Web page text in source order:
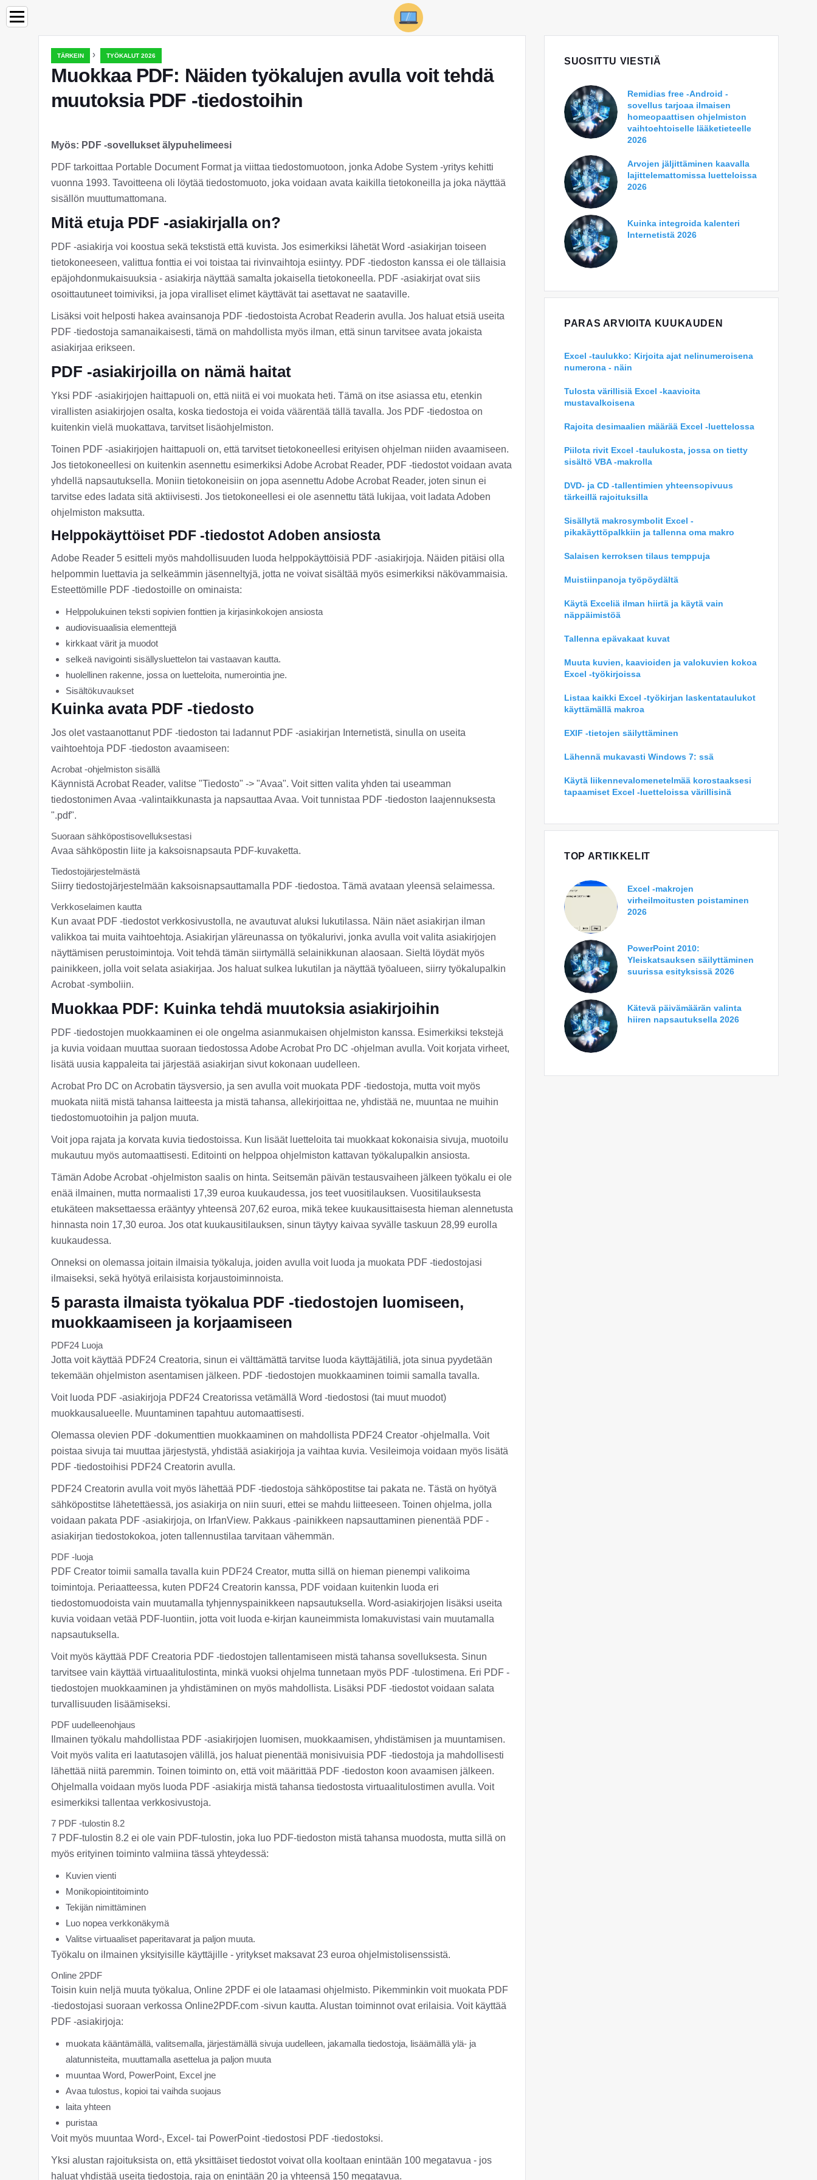
TÄRKEIN › TYÖKALUT 2026
Muokkaa PDF: Näiden työkalujen avulla voit tehdä
muutoksia PDF -tiedostoihin
Myös: PDF -sovellukset älypuhelimeesi
PDF tarkoittaa Portable Document Format ja viittaa tiedostomuotoon, jonka Adobe System -yritys kehitti
vuonna 1993. Tavoitteena oli löytää tiedostomuoto, joka voidaan avata kaikilla tietokoneilla ja joka näyttää
sisällön muuttumattomana.
Mitä etuja PDF -asiakirjalla on?
PDF -asiakirja voi koostua sekä tekstistä että kuvista. Jos esimerkiksi lähetät Word -asiakirjan toiseen
tietokoneeseen, valittua fonttia ei voi toistaa tai rivinvaihtoja esiintyy. PDF -tiedoston kanssa ei ole tällaisia
epäjohdonmukaisuuksia - asiakirja näyttää samalta jokaisella tietokoneella. PDF -asiakirjat ovat siis
osoittautuneet toimiviksi, ja jopa viralliset elimet käyttävät tai asettavat ne saataville.
Lisäksi voit helposti hakea avainsanoja PDF -tiedostoista Acrobat Readerin avulla. Jos haluat etsiä useita
PDF -tiedostoja samanaikaisesti, tämä on mahdollista myös ilman, että sinun tarvitsee avata jokaista
asiakirjaa erikseen.
PDF -asiakirjoilla on nämä haitat
Yksi PDF -asiakirjojen haittapuoli on, että niitä ei voi muokata heti. Tämä on itse asiassa etu, etenkin
virallisten asiakirjojen osalta, koska tiedostoja ei voida väärentää tällä tavalla. Jos PDF -tiedostoa on
kuitenkin vielä muokattava, tarvitset lisäohjelmiston.
Toinen PDF -asiakirjojen haittapuoli on, että tarvitset tietokoneellesi erityisen ohjelman niiden avaamiseen.
Jos tietokoneellesi on kuitenkin asennettu esimerkiksi Adobe Acrobat Reader, PDF -tiedostot voidaan avata
yhdellä napsautuksella. Moniin tietokoneisiin on jopa asennettu Adobe Acrobat Reader, joten sinun ei
tarvitse edes ladata sitä aktiivisesti. Jos tietokoneellesi ei ole asennettu tätä lukijaa, voit ladata Adoben
ohjelmiston maksutta.
Helppokäyttöiset PDF -tiedostot Adoben ansiosta
Adobe Reader 5 esitteli myös mahdollisuuden luoda helppokäyttöisiä PDF -asiakirjoja. Näiden pitäisi olla
helpommin luettavia ja selkeämmin jäsenneltyjä, jotta ne voivat sisältää myös esimerkiksi näkövammaisia.
Esteettömille PDF -tiedostoille on ominaista:
Helppolukuinen teksti sopivien fonttien ja kirjasinkokojen ansiosta
audiovisuaalisia elementtejä
kirkkaat värit ja muodot
selkeä navigointi sisällysluettelon tai vastaavan kautta.
huolellinen rakenne, jossa on luetteloita, numerointia jne.
Sisältökuvaukset
Kuinka avata PDF -tiedosto
Jos olet vastaanottanut PDF -tiedoston tai ladannut PDF -asiakirjan Internetistä, sinulla on useita
vaihtoehtoja PDF -tiedoston avaamiseen:
Acrobat -ohjelmiston sisällä
Käynnistä Acrobat Reader, valitse "Tiedosto" -> "Avaa". Voit sitten valita yhden tai useamman
tiedostonimen Avaa -valintaikkunasta ja napsauttaa Avaa. Voit tunnistaa PDF -tiedoston laajennuksesta
".pdf".
Suoraan sähköpostisovelluksestasi
Avaa sähköpostin liite ja kaksoisnapsauta PDF-kuvaketta.
Tiedostojärjestelmästä
Siirry tiedostojärjestelmään kaksoisnapsauttamalla PDF -tiedostoa. Tämä avataan yleensä selaimessa.
Verkkoselaimen kautta
Kun avaat PDF -tiedostot verkkosivustolla, ne avautuvat aluksi lukutilassa. Näin näet asiakirjan ilman
valikkoa tai muita vaihtoehtoja. Asiakirjan yläreunassa on työkalurivi, jonka avulla voit valita asiakirjojen
näyttämisen perustoimintoja. Voit tehdä tämän siirtymällä selainikkunan alaosaan. Sieltä löydät myös
painikkeen, jolla voit selata asiakirjaa. Jos haluat sulkea lukutilan ja näyttää työalueen, siirry työkalupalkin
Acrobat -symboliin.
Muokkaa PDF: Kuinka tehdä muutoksia asiakirjoihin
PDF -tiedostojen muokkaaminen ei ole ongelma asianmukaisen ohjelmiston kanssa. Esimerkiksi tekstejä
ja kuvia voidaan muuttaa suoraan tiedostossa Adobe Acrobat Pro DC -ohjelman avulla. Voit korjata virheet,
lisätä uusia kappaleita tai järjestää asiakirjan sivut kokonaan uudelleen.
Acrobat Pro DC on Acrobatin täysversio, ja sen avulla voit muokata PDF -tiedostoja, mutta voit myös
muokata niitä mistä tahansa laitteesta ja mistä tahansa, allekirjoittaa ne, yhdistää ne, muuntaa ne muihin
tiedostomuotoihin ja paljon muuta.
Voit jopa rajata ja korvata kuvia tiedostoissa. Kun lisäät luetteloita tai muokkaat kokonaisia sivuja, muotoilu
mukautuu myös automaattisesti. Editointi on helppoa ohjelmiston kattavan työkalupalkin ansiosta.
Tämän Adobe Acrobat -ohjelmiston saalis on hinta. Seitsemän päivän testausvaiheen jälkeen työkalu ei ole
enää ilmainen, mutta normaalisti 17,39 euroa kuukaudessa, jos teet vuositilauksen. Vuositilauksesta
etukäteen maksettaessa erääntyy yhteensä 207,62 euroa, mikä tekee kuukausittaisesta hieman alennetusta
hinnasta noin 17,30 euroa. Jos otat kuukausitilauksen, sinun täytyy kaivaa syvälle taskuun 28,99 eurolla
kuukaudessa.
Onneksi on olemassa joitain ilmaisia työkaluja, joiden avulla voit luoda ja muokata PDF -tiedostojasi
ilmaiseksi, sekä hyötyä erilaisista korjaustoiminnoista.
5 parasta ilmaista työkalua PDF -tiedostojen luomiseen,
muokkaamiseen ja korjaamiseen
PDF24 Luoja
Jotta voit käyttää PDF24 Creatoria, sinun ei välttämättä tarvitse luoda käyttäjätiliä, jota sinua pyydetään
tekemään ohjelmiston asentamisen jälkeen. PDF -tiedostojen muokkaaminen toimii samalla tavalla.
Voit luoda PDF -asiakirjoja PDF24 Creatorissa vetämällä Word -tiedostosi (tai muut muodot)
muokkausalueelle. Muuntaminen tapahtuu automaattisesti.
Olemassa olevien PDF -dokumenttien muokkaaminen on mahdollista PDF24 Creator -ohjelmalla. Voit
poistaa sivuja tai muuttaa järjestystä, yhdistää asiakirjoja ja vaihtaa kuvia. Vesileimoja voidaan myös lisätä
PDF -tiedostoihisi PDF24 Creatorin avulla.
PDF24 Creatorin avulla voit myös lähettää PDF -tiedostoja sähköpostitse tai pakata ne. Tästä on hyötyä
sähköpostitse lähetettäessä, jos asiakirja on niin suuri, ettei se mahdu liitteeseen. Toinen ohjelma, jolla
voidaan pakata PDF -asiakirjoja, on IrfanView. Pakkaus -painikkeen napsauttaminen pienentää PDF -
asiakirjan tiedostokokoa, joten tallennustilaa tarvitaan vähemmän.
PDF -luoja
PDF Creator toimii samalla tavalla kuin PDF24 Creator, mutta sillä on hieman pienempi valikoima
toimintoja. Periaatteessa, kuten PDF24 Creatorin kanssa, PDF voidaan kuitenkin luoda eri
tiedostomuodoista vain muutamalla tyhjennyspainikkeen napsautuksella. Word-asiakirjojen lisäksi useita
kuvia voidaan vetää PDF-luontiin, jotta voit luoda e-kirjan kauneimmista lomakuvistasi vain muutamalla
napsautuksella.
Voit myös käyttää PDF Creatoria PDF -tiedostojen tallentamiseen mistä tahansa sovelluksesta. Sinun
tarvitsee vain käyttää virtuaalitulostinta, minkä vuoksi ohjelma tunnetaan myös PDF -tulostimena. Eri PDF -
tiedostojen muokkaaminen ja yhdistäminen on myös mahdollista. Lisäksi PDF -tiedostot voidaan salata
turvallisuuden lisäämiseksi.
PDF uudelleenohjaus
Ilmainen työkalu mahdollistaa PDF -asiakirjojen luomisen, muokkaamisen, yhdistämisen ja muuntamisen.
Voit myös valita eri laatutasojen välillä, jos haluat pienentää monisivuisia PDF -tiedostoja ja mahdollisesti
lähettää niitä paremmin. Toinen toiminto on, että voit määrittää PDF -tiedoston koon avaamisen jälkeen.
Ohjelmalla voidaan myös luoda PDF -asiakirja mistä tahansa tiedostosta virtuaalitulostimen avulla. Voit
esimerkiksi tallentaa verkkosivustoja.
7 PDF -tulostin 8.2
7 PDF-tulostin 8.2 ei ole vain PDF-tulostin, joka luo PDF-tiedoston mistä tahansa muodosta, mutta sillä on
myös erityinen toiminto valmiina tässä yhteydessä:
Kuvien vienti
Monikopiointitoiminto
Tekijän nimittäminen
Luo nopea verkkonäkymä
Valitse virtuaaliset paperitavarat ja paljon muuta.
Työkalu on ilmainen yksityisille käyttäjille - yritykset maksavat 23 euroa ohjelmistolisenssistä.
Online 2PDF
Toisin kuin neljä muuta työkalua, Online 2PDF ei ole lataamasi ohjelmisto. Pikemminkin voit muokata PDF
-tiedostojasi suoraan verkossa Online2PDF.com -sivun kautta. Alustan toiminnot ovat erilaisia. Voit käyttää
PDF -asiakirjoja:
muokata kääntämällä, valitsemalla, järjestämällä sivuja uudelleen, jakamalla tiedostoja, lisäämällä ylä- ja
alatunnisteita, muuttamalla asettelua ja paljon muuta
muuntaa Word, PowerPoint, Excel jne
Avaa tulostus, kopioi tai vaihda suojaus
laita yhteen
puristaa
Voit myös muuntaa Word-, Excel- tai PowerPoint -tiedostosi PDF -tiedostoksi.
Yksi alustan rajoituksista on, että yksittäiset tiedostot voivat olla kooltaan enintään 100 megatavua - jos
haluat yhdistää useita tiedostoja, raja on enintään 20 ja yhteensä 150 megatavua.
SUOSITTU VIESTIÄ
Remidias free -Android -
sovellus tarjoaa ilmaisen
homeopaattisen ohjelmiston
vaihtoehtoiselle lääketieteelle
2026
Arvojen jäljittäminen kaavalla
lajittelemattomissa luetteloissa
2026
Kuinka integroida kalenteri
Internetistä 2026
PARAS ARVIOITA KUUKAUDEN
Excel -taulukko: Kirjoita ajat nelinumeroisena
numerona - näin
Tulosta värillisiä Excel -kaavioita
mustavalkoisena
Rajoita desimaalien määrää Excel -luettelossa
Piilota rivit Excel -taulukosta, jossa on tietty
sisältö VBA -makrolla
DVD- ja CD -tallentimien yhteensopivuus
tärkeillä rajoituksilla
Sisällytä makrosymbolit Excel -
pikakäyttöpalkkiin ja tallenna oma makro
Salaisen kerroksen tilaus temppuja
Muistiinpanoja työpöydältä
Käytä Exceliä ilman hiirtä ja käytä vain
näppäimistöä
Tallenna epävakaat kuvat
Muuta kuvien, kaavioiden ja valokuvien kokoa
Excel -työkirjoissa
Listaa kaikki Excel -työkirjan laskentataulukot
käyttämällä makroa
EXIF -tietojen säilyttäminen
Lähennä mukavasti Windows 7: ssä
Käytä liikennevalomenetelmää korostaaksesi
tapaamiset Excel -luetteloissa värillisinä
TOP ARTIKKELIT
Excel -makrojen
virheilmoitusten poistaminen
2026
PowerPoint 2010:
Yleiskatsauksen säilyttäminen
suurissa esityksissä 2026
Kätevä päivämäärän valinta
hiiren napsautuksella 2026